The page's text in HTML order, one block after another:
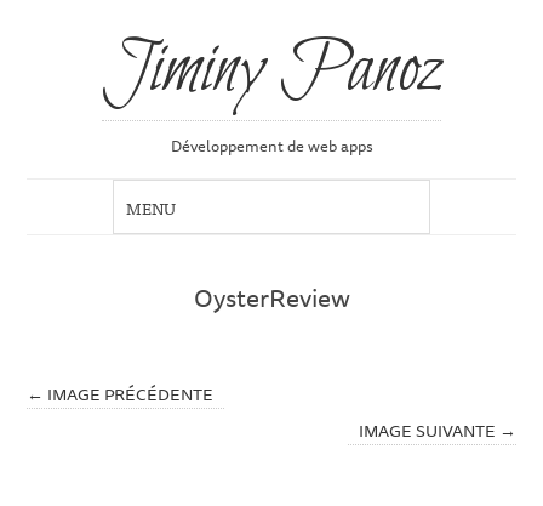
Jiminy Panoz
Développement de web apps
OysterReview
← IMAGE PRÉCÉDENTE
IMAGE SUIVANTE →